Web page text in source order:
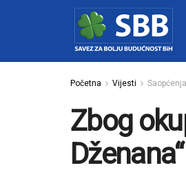
Početna Vijesti Saopćenja
Zbog